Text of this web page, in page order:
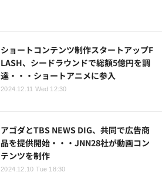
ショートコンテンツ制作スタートアップF
LASH、シードラウンドで総額5億円を調
達・・・ショートアニメに参入
2024.12.11 Wed 12:30
アゴダとTBS NEWS DIG、共同で広告商
品を提供開始・・・JNN28社が動画コン
テンツを制作
2024.12.10 Tue 18:30